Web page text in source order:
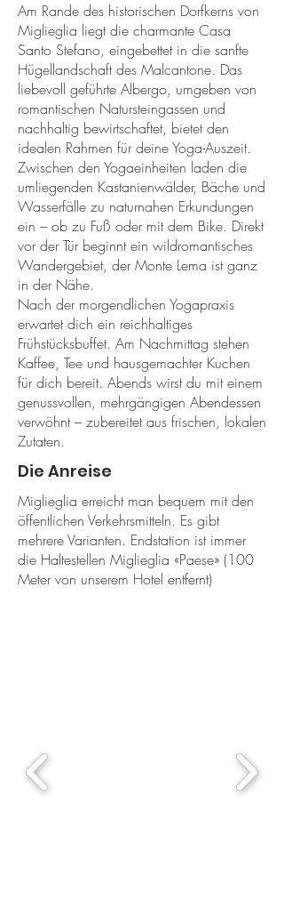
Am Rande des historischen Dorfkerns von
Miglieglia liegt die charmante Casa
Santo Stefano, eingebettet in die sanfte
Hügellandschaft des Malcantone. Das
liebevoll geführte Albergo, umgeben von
romantischen Natursteingassen und
nachhaltig bewirtschaftet, bietet den
idealen Rahmen für deine Yoga-Auszeit.
Zwischen den Yogaeinheiten laden die
umliegenden Kastanienwälder, Bäche und
Wasserfälle zu naturnahen Erkundungen
ein – ob zu Fuß oder mit dem Bike. Direkt
vor der Tür beginnt ein wildromantisches
Wandergebiet, der Monte Lema ist ganz
in der Nähe.
Nach der morgendlichen Yogapraxis
erwartet dich ein reichhaltiges
Frühstücksbuffet. Am Nachmittag stehen
Kaffee, Tee und hausgemachter Kuchen
für dich bereit. Abends wirst du mit einem
genussvollen, mehrgängigen Abendessen
verwöhnt – zubereitet aus frischen, lokalen
Zutaten.
Die Anreise
Miglieglia erreicht man bequem mit den
öffentlichen Verkehrsmitteln. Es gibt
mehrere Varianten. Endstation ist immer
die Haltestellen Miglieglia «Paese» (100
Meter von unserem Hotel entfernt)